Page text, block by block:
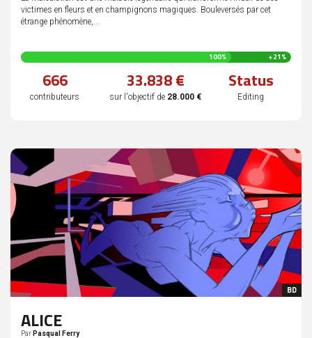
victimes en fleurs et en champignons magiques. Bouleversés par cet
étrange phénomène,...
121
complété
100% +21%
666
contributeurs
33.838 €
sur l'objectif de 28.000 €
Status
Editing
BD
ALICE
Par Pasqual Ferry